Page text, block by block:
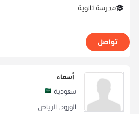
مدرسة ثانوية
تواصل
أسماء
سعودية
الورود, الرياض